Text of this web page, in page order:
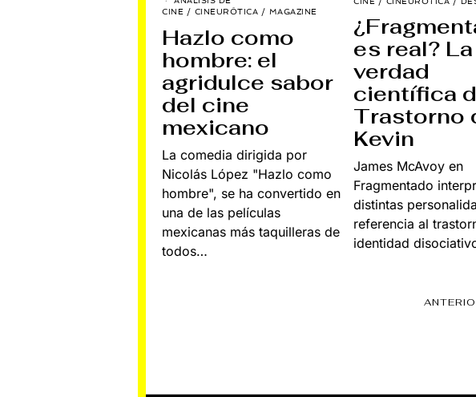
CINE / CINEURÓTICA / MAGAZINE
Hazlo como
hombre: el
agridulce sabor
del cine
mexicano
La comedia dirigida por
Nicolás López "Hazlo como
hombre", se ha convertido en
una de las películas
mexicanas más taquilleras de
todos…
es real? La
verdad
científica
Trastorno
Kevin
James McAvoy en
Fragmentado
distintas
referencia al
identidad